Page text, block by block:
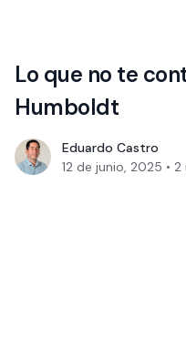
Lo que no te
Humboldt
Eduardo Castro
12 de junio, 2025 • 2